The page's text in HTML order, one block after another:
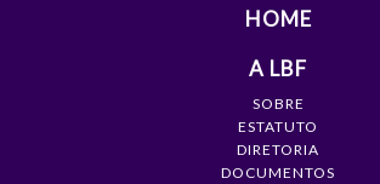
HOME
A LBF
SOBRE
ESTATUTO
DIRETORIA
DOCUMENTOS